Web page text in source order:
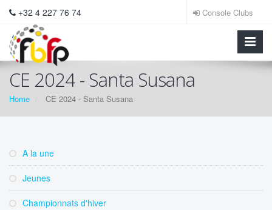
+32 4 227 76 74 Console Clubs
CE 2024 - Santa Susana
Home CE 2024 - Santa Susana
A la une
Jeunes
Championnats d'hiver